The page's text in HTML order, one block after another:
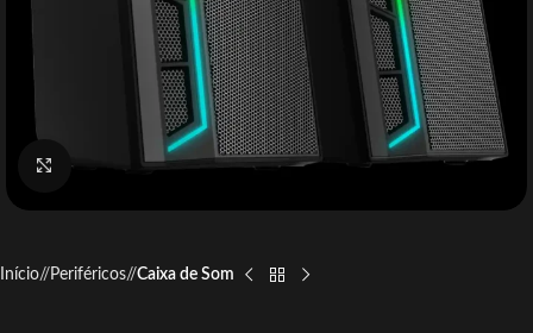
Click to enlarge
Início/ Periféricos/ Caixa de Som